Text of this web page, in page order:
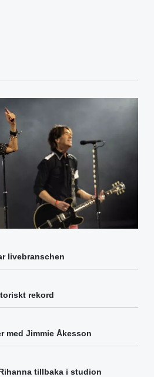
livebranschen
rekord
med Jimmie Åkesson
tillbaka i studion